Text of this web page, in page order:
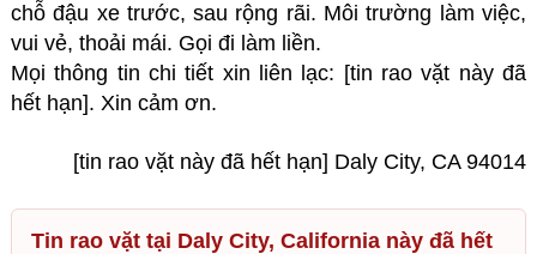
chỗ đậu xe trước, sau rộng rãi. Môi trường làm việc,
vui vẻ, thoải mái. Gọi đi làm liền.
Mọi thông tin chi tiết xin liên lạc: [tin rao vặt này đã
hết hạn]. Xin cảm ơn.
[tin rao vặt này đã hết hạn] Daly City, CA 94014
Tin rao vặt tại Daly City, California này đã hết